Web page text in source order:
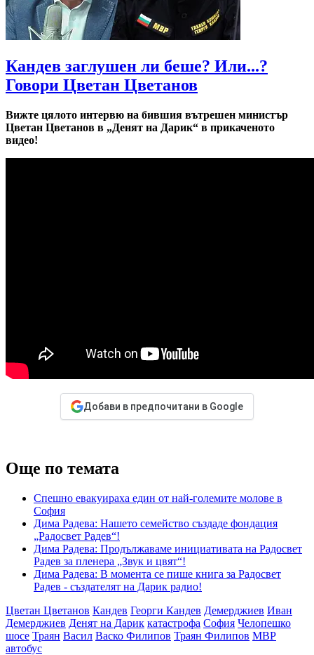
Кандев заглушен ли беше? Или...?
Говори Цветан Цветанов
Вижте цялото интервю на бившия вътрешен министър
Цветан Цветанов в „Денят на Дарик“ в прикаченото
видео!
Добави в предпочитани в Google
Още по темата
Спешно евакуираха един от най-големите молове в
София
Дима Радева: Нашето семейство създаде фондация
„Радосвет Радев“!
Дима Радева: Продължаваме инициативата на Радосвет
Радев за пленера „Звук и цвят“!
Дима Радева: В момента се пише книга за Радосвет
Радев - създателят на Дарик радио!
Цветан Цветанов Кандев Георги Кандев Демерджиев Иван
Демерджиев Денят на Дарик катастрофа София Челопешко
шосе Траян Васил Васко Филипов Траян Филипов МВР
автобус